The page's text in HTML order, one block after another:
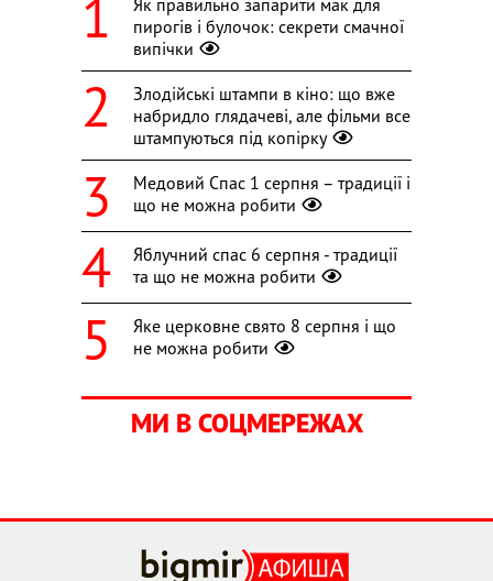
Як правильно запарити мак для
пирогів і булочок: секрети смачної
випічки
Злодійські штампи в кіно: що вже
набридло глядачеві, але фільми все
штампуються під копірку
Медовий Спас 1 серпня – традиції і
що не можна робити
Яблучний спас 6 серпня - традиції
та що не можна робити
Яке церковне свято 8 серпня і що
не можна робити
МИ В СОЦМЕРЕЖАХ